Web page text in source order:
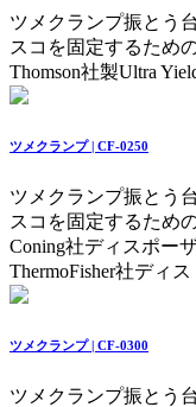
ツメクランプ振とう
スコを固定するため
Thomson社製Ultra
ツメクランプ | CF-0250
ツメクランプ振とう
スコを固定するため
Coning社ディスポー
ThermoFisher社ディス
ツメクランプ | CF-0300
ツメクランプ振とう